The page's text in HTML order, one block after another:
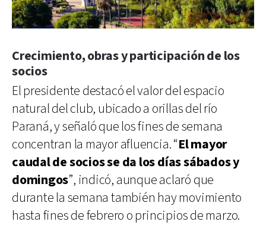
Crecimiento, obras y participación de los
socios
El presidente destacó el valor del espacio
natural del club, ubicado a orillas del río
Paraná, y señaló que los fines de semana
concentran la mayor afluencia. “El mayor
caudal de socios se da los días sábados y
domingos”, indicó, aunque aclaró que
durante la semana también hay movimiento
hasta fines de febrero o principios de marzo.